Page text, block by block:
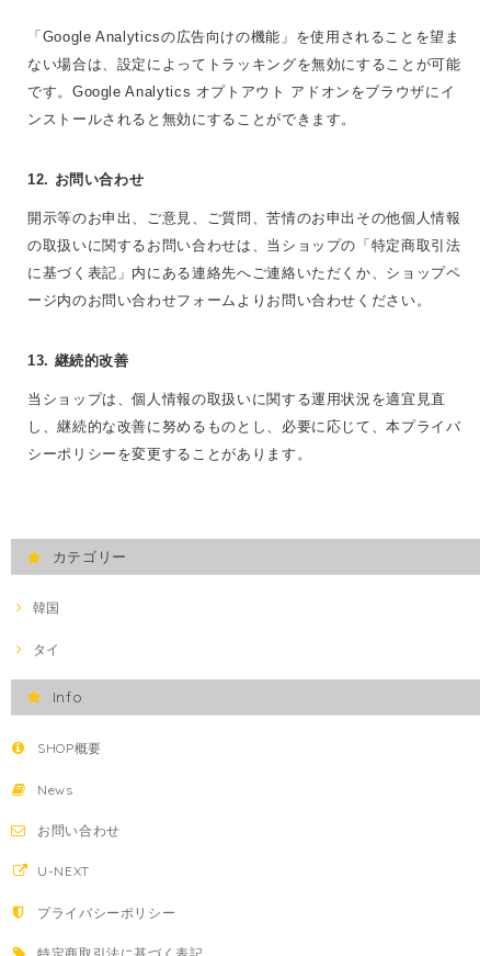
「Google Analyticsの広告向けの機能」を使用されることを望ま
ない場合は、設定によってトラッキングを無効にすることが可能
です。Google Analytics オプトアウト アドオンをブラウザにイ
ンストールされると無効にすることができます。
12. お問い合わせ
開示等のお申出、ご意見、ご質問、苦情のお申出その他個人情報
の取扱いに関するお問い合わせは、当ショップの「特定商取引法
に基づく表記」内にある連絡先へご連絡いただくか、ショップペ
ージ内のお問い合わせフォームよりお問い合わせください。
13. 継続的改善
当ショップは、個人情報の取扱いに関する運用状況を適宜見直
し、継続的な改善に努めるものとし、必要に応じて、本プライバ
シーポリシーを変更することがあります。
カテゴリー
韓国
タイ
Info
SHOP概要
News
お問い合わせ
U-NEXT
プライバシーポリシー